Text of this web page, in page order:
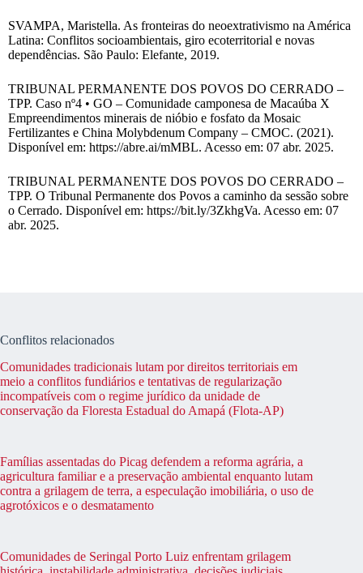
SVAMPA, Maristella. As fronteiras do neoextrativismo na América
Latina: Conflitos socioambientais, giro ecoterritorial e novas
dependências. São Paulo: Elefante, 2019.
TRIBUNAL PERMANENTE DOS POVOS DO CERRADO –
TPP. Caso nº4 • GO – Comunidade camponesa de Macaúba X
Empreendimentos minerais de nióbio e fosfato da Mosaic
Fertilizantes e China Molybdenum Company – CMOC. (2021).
Disponível em: https://abre.ai/mMBL. Acesso em: 07 abr. 2025.
TRIBUNAL PERMANENTE DOS POVOS DO CERRADO –
TPP. O Tribunal Permanente dos Povos a caminho da sessão sobre
o Cerrado. Disponível em: https://bit.ly/3ZkhgVa. Acesso em: 07
abr. 2025.
Conflitos relacionados
Comunidades tradicionais lutam por direitos territoriais em
meio a conflitos fundiários e tentativas de regularização
incompatíveis com o regime jurídico da unidade de
conservação da Floresta Estadual do Amapá (Flota-AP)
Famílias assentadas do Picag defendem a reforma agrária, a
agricultura familiar e a preservação ambiental enquanto lutam
contra a grilagem de terra, a especulação imobiliária, o uso de
agrotóxicos e o desmatamento
Comunidades de Seringal Porto Luiz enfrentam grilagem